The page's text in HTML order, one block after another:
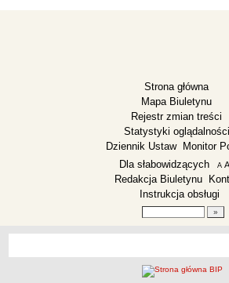
Strona główna
Mapa Biuletynu
Rejestr zmian treści
Statystyki oglądalności
Dziennik Ustaw
Monitor
Menu dodatkowe
Dla słabowidzących A A
Redakcja Biuletynu
Instrukcja obsługi
ZESPÓŁ SZKOLNO-PRZEDSZKOLNY LISEWO